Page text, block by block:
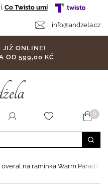
Co Twisto umí
info@andzela.cz
JIŽ ONLINE!
OD 599,00 KČ
0
na ramínka Warm Paradise